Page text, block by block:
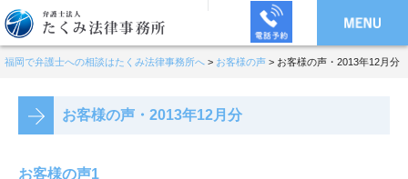
福岡で弁護士への相談はたくみ法律事務所へ > お客様の声 > お客様の声・2013年12月分
お客様の声・2013年12月分
お客様の声1